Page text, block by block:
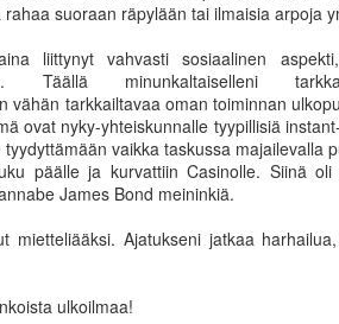
suoraan räpylään tai ilmaisia arpoja
liittynyt vahvasti sosiaalinen
Täällä minunkaltaiselleni
vähän tarkkailtavaa oman toiminnan
ovat nyky-yhteiskunnalle tyypillisiä
vaikka taskussa majailevalla
päälle ja kurvattiin Casinolle. Siinä
James Bond meininkiä.
mietteliääksi. Ajatukseni jatkaa
ulkoilmaa!
oli syksyllä 2007, jota perus sijoittaja ei
ja hyvät laskivat. Tämä tasoitti indeksin
2009 ja 2011.
hyvästä ideasta syntyy
sain neuvon kokeneemmalta yrittäjältä,
olen ymmärtänyt. On aika typerää
joiden syntyyn on itse ollut
voi oppia tuntemaan itsensä sekä toiset.